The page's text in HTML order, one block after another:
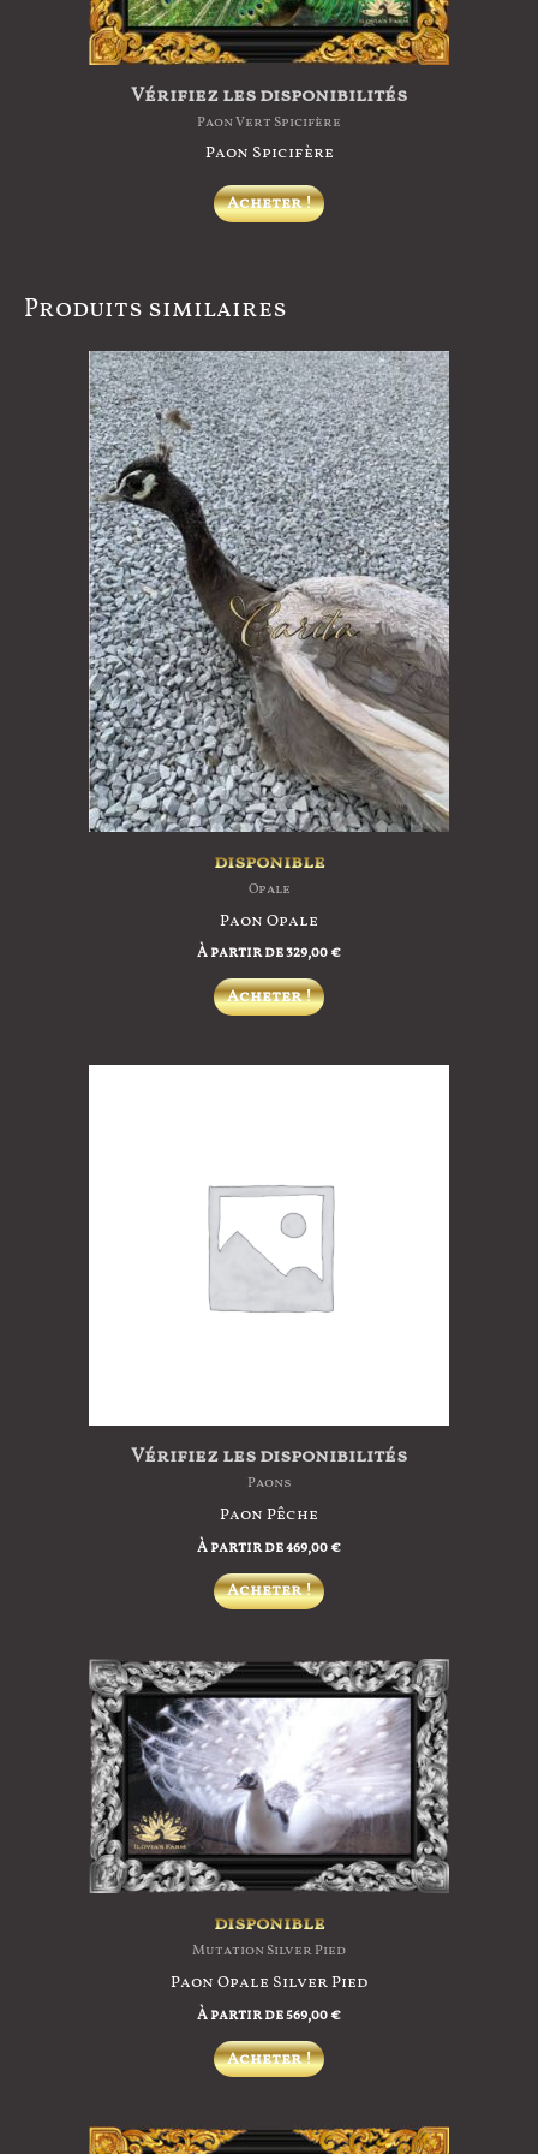
Vérifiez les disponibilités
Paon Vert Spicifère
Paon Spicifère
Acheter !
Produits similaires
disponible
Opale
Paon Opale
À partir de329,00€
Acheter !
Ce
peuvent
être
choisies
sur
la
Vérifiez les disponibilités
Paons
Paon Pêche
À partir de469,00€
Acheter !
Ce
plusieurs
variations.
Les
options
peuvent
être
choisies
sur
disponible
Mutation Silver Pied
Paon Opale Silver Pied
À partir de569,00€
Acheter !
Ce
plusieurs